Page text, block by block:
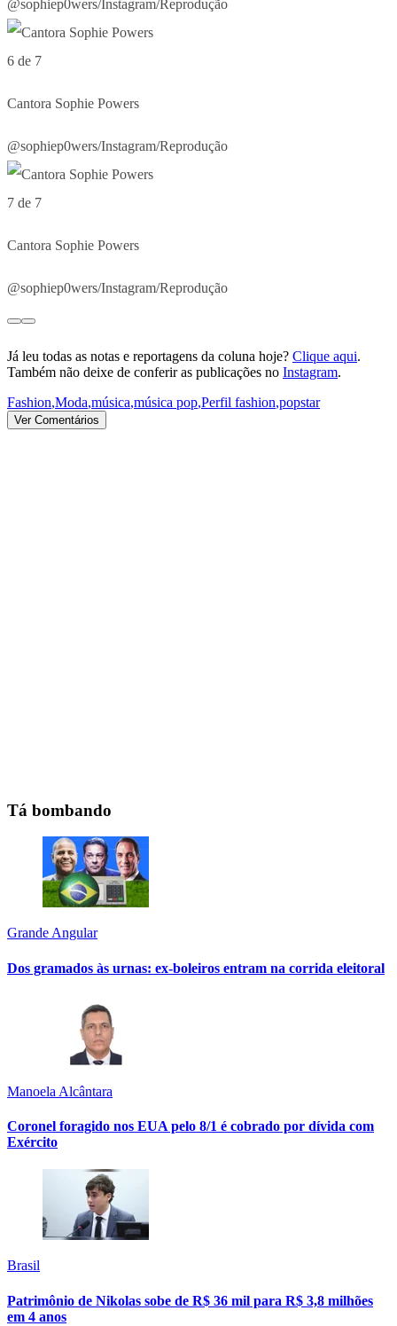
@sophiep0wers/Instagram/Reprodução
6 de 7
Cantora Sophie Powers
@sophiep0wers/Instagram/Reprodução
7 de 7
Cantora Sophie Powers
@sophiep0wers/Instagram/Reprodução
Já leu todas as notas e reportagens da coluna hoje? Clique aqui.
Também não deixe de conferir as publicações no Instagram.
Fashion,Moda,música,música pop,Perfil fashion,popstar
Ver Comentários
Tá bombando
Grande Angular
Dos gramados às urnas: ex-boleiros entram na corrida eleitoral
Manoela Alcântara
Coronel foragido nos EUA pelo 8/1 é cobrado por dívida com
Exército
Brasil
Patrimônio de Nikolas sobe de R$ 36 mil para R$ 3,8 milhões
em 4 anos